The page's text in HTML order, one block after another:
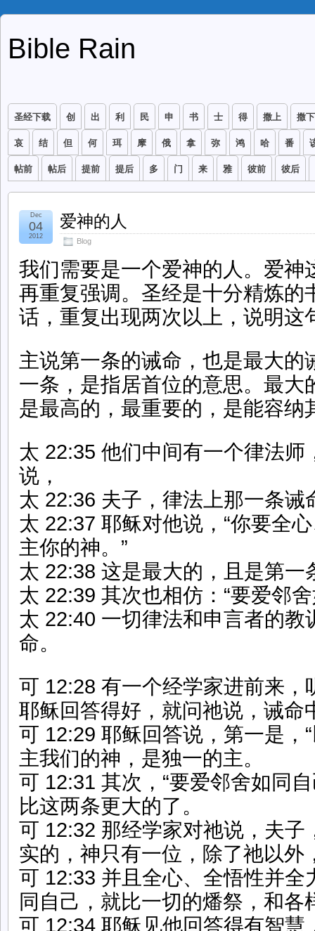
Bible Rain
圣经下载 创 出 利 民 申 书 士 得 撒上 撒下
哀 结 但 何 珥 摩 俄 拿 弥 鸿 哈 番
帖前 帖后 提前 提后 多 门 来 雅 彼前 彼后
爱神的人
Blog
Dec
04
2012
我们需要是一个爱神的人。爱神
再重复强调。圣经是十分精炼的
话，重复出现两次以上，说明这
主说第一条的诫命，也是最大的
一条，是指居首位的意思。最大
是最高的，最重要的，是能容纳
太 22:35 他们中间有一个律法师
说，
太 22:36 夫子，律法上那一条诫
太 22:37 耶稣对他说，“你要全
主你的神。”
太 22:38 这是最大的，且是第一
太 22:39 其次也相仿：“要爱邻
太 22:40 一切律法和申言者的教
命。
可 12:28 有一个经学家进前来，
耶稣回答得好，就问祂说，诫命
可 12:29 耶稣回答说，第一是，
主我们的神，是独一的主。
可 12:31 其次，“要爱邻舍如同
比这两条更大的了。
可 12:32 那经学家对祂说，夫子
实的，神只有一位，除了祂以外
可 12:33 并且全心、全悟性并全
同自己，就比一切的燔祭，和各
可 12:34 耶稣见他回答得有智慧